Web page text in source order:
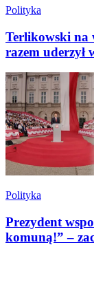
Polityka
Terlikowski na
razem uderzył
Polityka
Prezydent
komuną!” –